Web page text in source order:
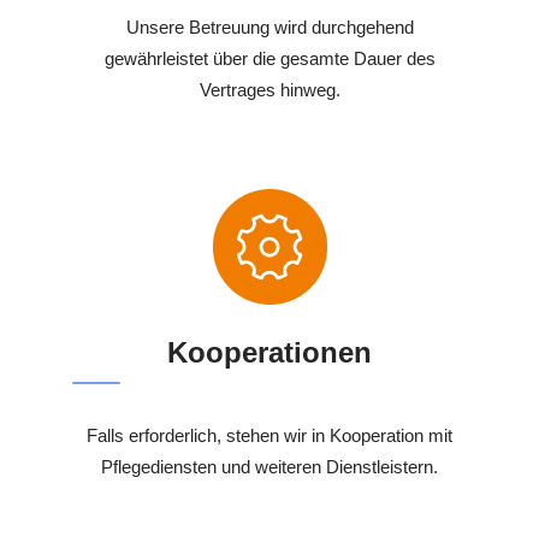
Unsere Betreuung wird durchgehend
gewährleistet über die gesamte Dauer des
Vertrages hinweg.
Kooperationen
Falls erforderlich, stehen wir in Kooperation mit
Pflegediensten und weiteren Dienstleistern.